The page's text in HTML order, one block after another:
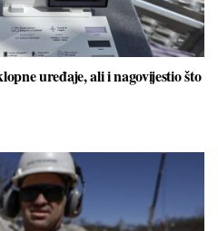
uređaje, ali i nagovijestio što